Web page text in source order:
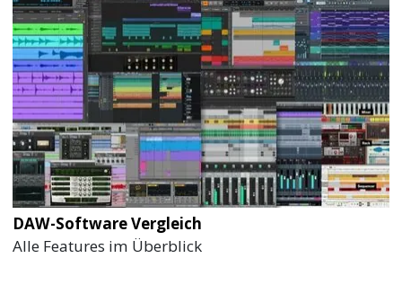
DAW-Software Vergleich
Alle Features im Überblick